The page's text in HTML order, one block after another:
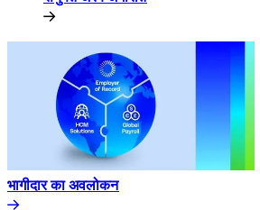
भागीदार का अवलोकन​​